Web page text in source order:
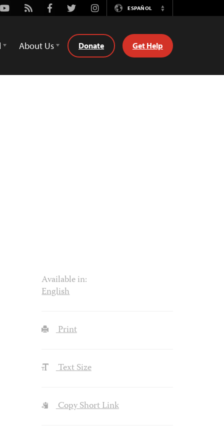
Youtube
Rss FacebookTwitterInstagramESPAÑOL
Switch
About Us Donate Get Help
Available in:
English
Print
Text Size
Copy Short Link